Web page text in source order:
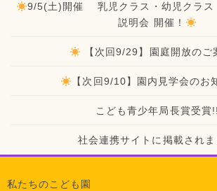
9/5(土)開催 乳児クラス・幼児クラス
説明会 開催！
【次回9/29】園庭開放のご
【次回9/10】園内見学会のお
こども青少年局長賞受賞!!
社会連携サイトに掲載されま
私たちのこども園